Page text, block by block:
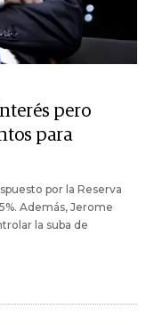
pero
para
por la Reserva
Además, Jerome
la suba de